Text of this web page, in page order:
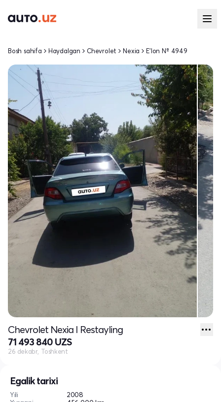
Egalik tarixi
Yili
2008
Bosh sahifa Haydalgan Chevrolet Nexia E'lon № 4949
Chevrolet Nexia I Restayling
71 493 840 UZS
26 dekabr, Toshkent